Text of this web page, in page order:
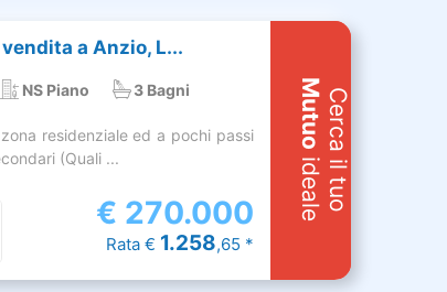
a Anzio, L...
NS Piano 3 Bagni
residenziale ed a pochi passi
(Quali ...
€ 270.000
Rata € 1.258,65 *
Cerca il tuo
Mutuo
ideale